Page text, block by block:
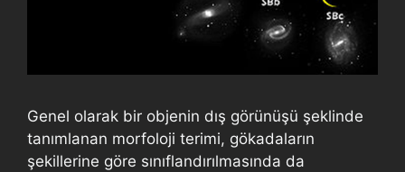
Genel olarak bir objenin dış görünüşü şeklinde
tanımlanan morfoloji terimi, gökadaların
şekillerine göre sınıflandırılmasında da